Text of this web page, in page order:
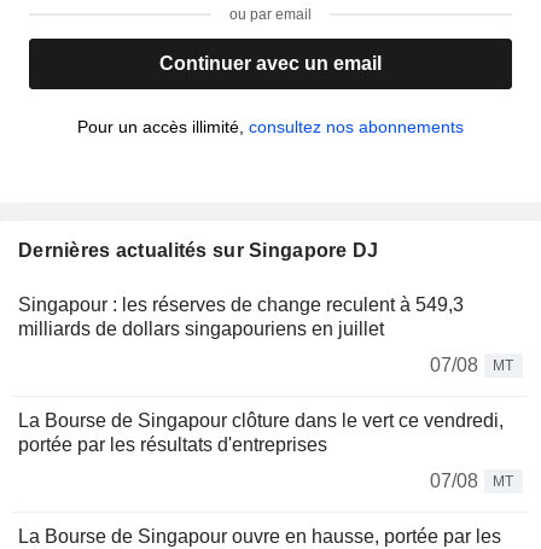
ou par email
Continuer avec un email
Pour un accès illimité, consultez nos abonnements
Dernières actualités sur Singapore DJ
Singapour : les réserves de change reculent à 549,3
milliards de dollars singapouriens en juillet
07/08
MT
La Bourse de Singapour clôture dans le vert ce vendredi,
portée par les résultats d'entreprises
07/08
MT
La Bourse de Singapour ouvre en hausse, portée par les